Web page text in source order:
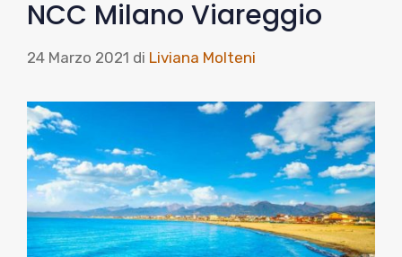
NCC Milano Viareggio
24 Marzo 2021 di Liviana Molteni